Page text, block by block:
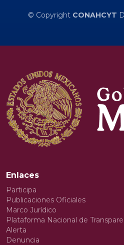
© Copyright CONAHCYT
Enlaces
Participa
Publicaciones Oficiales
Marco Jurídico
Plataforma Nacional de
Alerta
Denuncia